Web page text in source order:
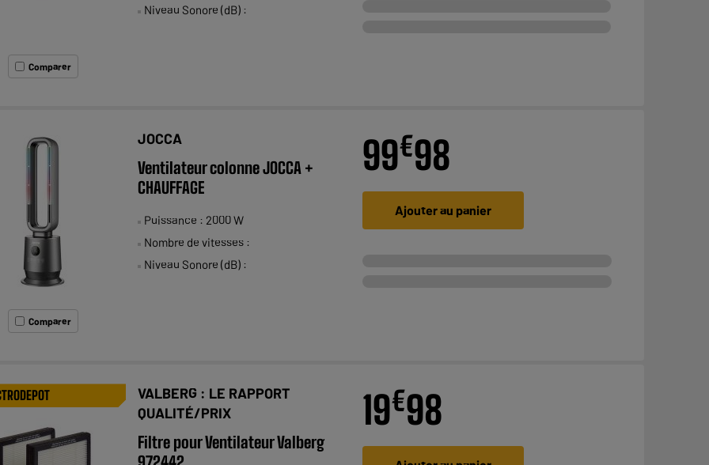
Comparer
Niveau Sonore (dB) :
Comparer
JOCCA
Ventilateur colonne JOCCA +
CHAUFFAGE
Puissance : 2000 W
Nombre de vitesses :
Niveau Sonore (dB) :
99€98
Ajouter au panier
VALBERG : LE RAPPORT
QUALITÉ/PRIX
Filtre pour Ventilateur Valberg
19€98